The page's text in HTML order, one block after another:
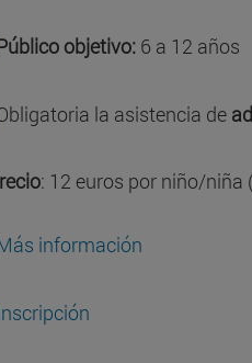
objetivo: 6 a 12 años
la asistencia de
: 12 euros por niño/
información